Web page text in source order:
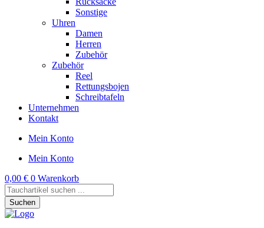
Sonstige
Uhren
Damen
Herren
Zubehör
Zubehör
Reel
Rettungsbojen
Schreibtafeln
Unternehmen
Kontakt
Mein Konto
Mein Konto
0,00 € 0 Warenkorb
Products
search
Suchen